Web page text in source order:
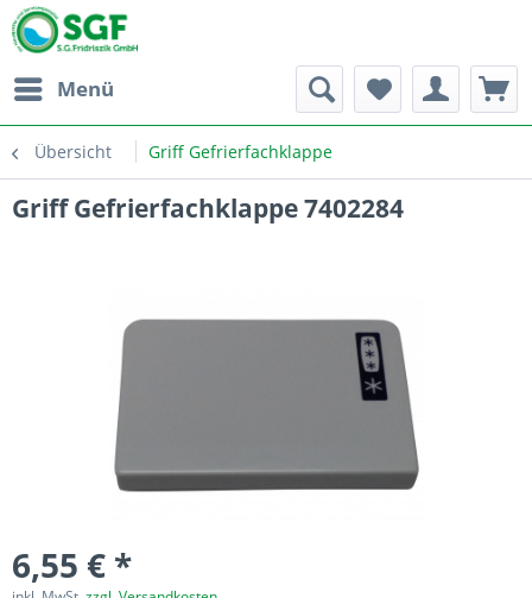
Menü
Übersicht Griff Gefrierfachklappe
Griff Gefrierfachklappe 7402284
6,55 € *